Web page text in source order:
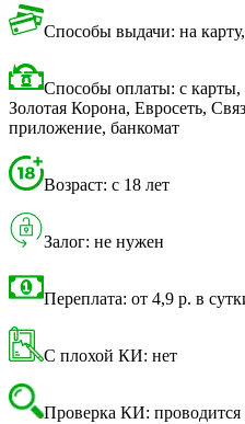
Способы выдачи: на
Способы оплаты: с карты,
Золотая Корона, Евросеть,
приложение, банкомат
Возраст: с 18 лет
Залог: не нужен
Переплата: от 4,9 р. в
С плохой КИ: нет
Проверка КИ: проводится